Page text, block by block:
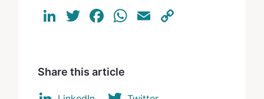
LinkedIn
Twitter
Facebook
WhatsApp
Email
Share this article